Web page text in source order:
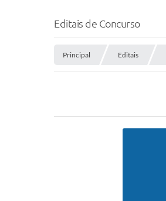
Editais de Concurso
Principal Editais